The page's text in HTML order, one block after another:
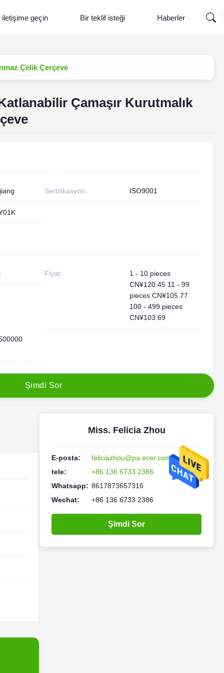
geçin Bir teklif isteği Haberler
Çelik Çerçeve
Çamaşır Kurutmalık
Sertifikasyon: ISO9001
Fiyat:
1 - 10 pieces
CN¥120.45 11 - 99
pieces CN¥105.77
100 - 499 pieces
CN¥103.69
Şimd i Sor
Miss. Felicia Zhou
E-posta:
feliciazhou@pa.ecer.com
tele:
+86 136 6733 2386
Whatsapp: 8617873657316
Wechat:
+86 136 6733 2386
Şimdi Sor